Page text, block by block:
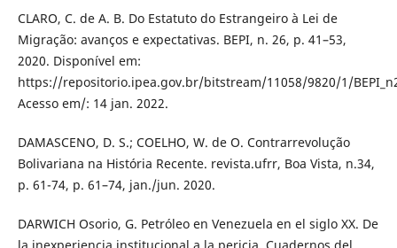
CLARO, C. de A. B. Do Estatuto do Estrangeiro à Lei de
Migração: avanços e expectativas. BEPI, n. 26, p. 41–53,
2020. Disponível em:
https://repositorio.ipea.gov.br/bitstream/11058/9820/1/
Acesso em/: 14 jan. 2022.
DAMASCENO, D. S.; COELHO, W. de O. Contrarrevolução
Bolivariana na História Recente. revista.ufrr, Boa Vista, n.34,
p. 61-74, p. 61–74, jan./jun. 2020.
DARWICH Osorio, G. Petróleo en Venezuela en el siglo XX. De
la inexperiencia institucional a la pericia. Cuadernos del